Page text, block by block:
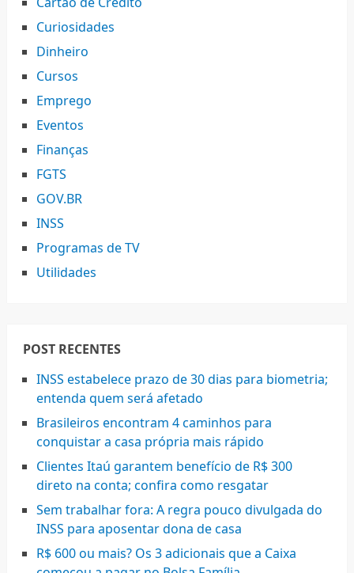
Curiosidades
Dinheiro
Cursos
Emprego
Eventos
Finanças
FGTS
GOV.BR
INSS
Programas de TV
Utilidades
POST RECENTES
INSS estabelece prazo de 30 dias para biometria;
entenda quem será afetado
Brasileiros encontram 4 caminhos para
conquistar a casa própria mais rápido
Clientes Itaú garantem benefício de R$ 300
direto na conta; confira como resgatar
Sem trabalhar fora: A regra pouco divulgada do
INSS para aposentar dona de casa
R$ 600 ou mais? Os 3 adicionais que a Caixa